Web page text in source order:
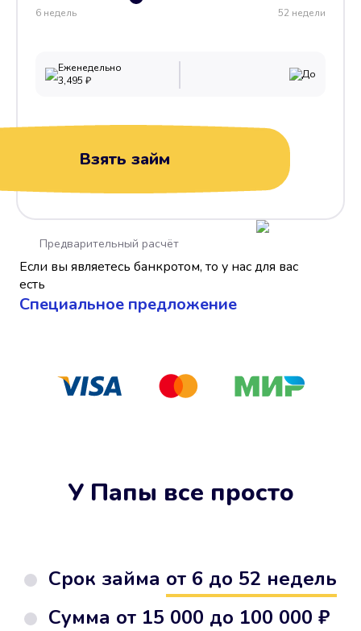
6 недель 52 недели
Еженедельно
3,495 ₽ До
Взять займ
Если вы являетесь банкротом, то у нас для вас
есть
Cпециальное предложение
Предварительный расчёт
У Папы все просто
Срок займа от 6 до 52 недель
Сумма от 15 000 до 100 000 ₽